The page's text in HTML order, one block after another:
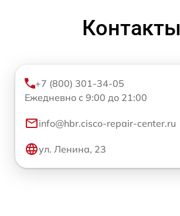
Контакты
+7 (800) 301-34-05
Ежедневно с 9:00 до 21:00
info@hbr.cisco-repair-center.ru
ул. Ленина, 23